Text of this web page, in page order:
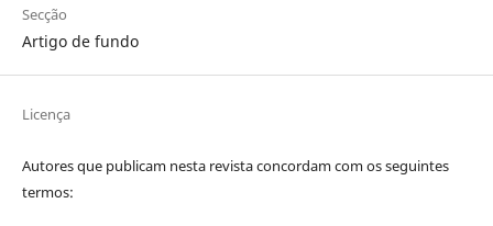
Secção
Artigo de fundo
Licença
Autores que publicam nesta revista concordam com os seguintes
termos: